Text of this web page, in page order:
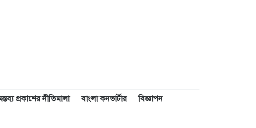
প্রকাশের নীতিমালা বাংলা কনভার্টার
বিজ্ঞাপন